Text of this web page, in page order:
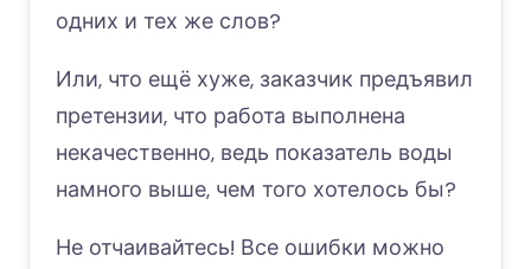
одних и тех же слов?
Или, что ещё хуже, заказчик предъявил
претензии, что работа выполнена
некачественно, ведь показатель воды
намного выше, чем того хотелось бы?
Не отчаивайтесь! Все ошибки можно